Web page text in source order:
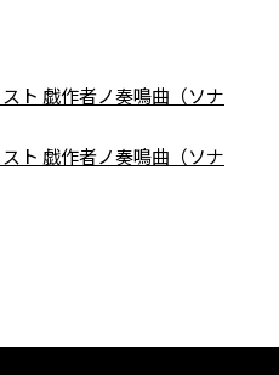
ト 戯作者ノ奏鳴曲（ソナ
ト 戯作者ノ奏鳴曲（ソナ